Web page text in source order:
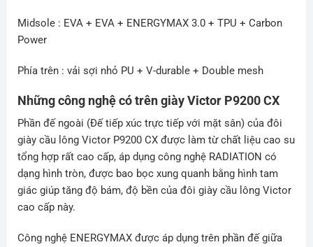
Midsole : EVA + EVA + ENERGYMAX 3.0 + TPU + Carbon
Power
Phía trên : vải sợi nhỏ PU + V-durable + Double mesh
Những công nghệ có trên giày Victor P9200 CX
Phần đế ngoài (Đế tiếp xúc trực tiếp với mặt sân) của đôi
giày cầu lông Victor P9200 CX được làm từ chất liệu cao su
tổng hợp rất cao cấp, áp dụng công nghệ RADIATION có
dạng hình tròn, được bao bọc xung quanh bằng hình tam
giác giúp tăng độ bám, độ bền của đôi giày cầu lông Victor
cao cấp này.
Công nghệ ENERGYMAX được áp dụng trên phần đế giữa